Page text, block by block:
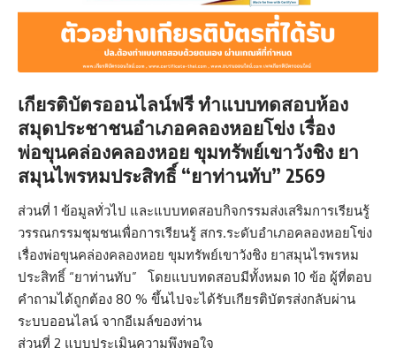
เกียรติบัตรออนไลน์ฟรีทำแบบทดสอบห้อง
สมุดประชาชนอำเภอคลองหอยโข่ง เรื่อง
พ่อขุนคล่องคลองหอย ขุมทรัพย์เขาวังชิง ยา
สมุนไพรหมประสิทธิ์ “ยาท่านทับ” 2569
ส่วนที่ 1 ข้อมูลทั่วไป และแบบทดสอบกิจกรรมส่งเสริมการเรียนรู้
วรรณกรรมชุมชนเพื่อการเรียนรู้ สกร.ระดับอำเภอคลองหอยโข่ง
เรื่องพ่อขุนคล่องคลองหอย ขุมทรัพย์เขาวังชิง ยาสมุนไรพรหม
ประสิทธิ์ “ยาท่านทับ” โดยแบบทดสอบมีทั้งหมด 10 ข้อ ผู้ที่ตอบ
คำถามได้ถูกต้อง 80 % ขึ้นไปจะได้รับเกียรติบัตรส่งกลับผ่าน
ระบบออนไลน์ จากอีเมล์ของท่าน
ส่วนที่ 2 แบบประเมินความพึงพอใจ